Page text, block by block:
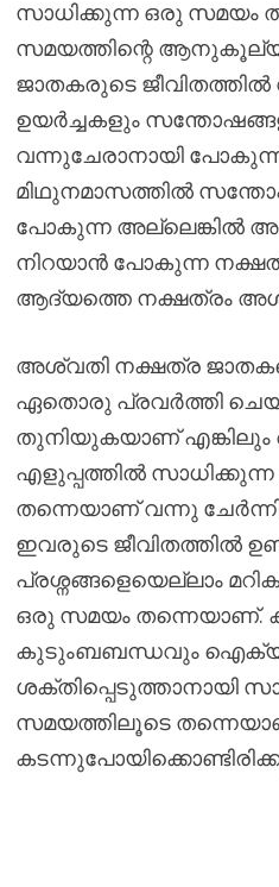
സാധിക്കുന്ന ഒരു
സമയത്തിന്റെ
ജാതകരുടെ ജീവിതത്തിൽ
ഉയർച്ചകളും
വന്നുചേരാനായി
മിഥുനമാസത്തിൽ
പോകുന്ന അല്ലെങ്കിൽ
നിറയാൻ പോകുന്ന
ആദ്യത്തെ നക്ഷത്രം
അശ്വതി നക്ഷത്ര
ഏതൊരു പ്രവർത്തി
തുനിയുകയാണ് എങ്കിലും
എളുപ്പത്തിൽ
തന്നെയാണ് വന്നു
ഇവരുടെ ജീവിതത്തിൽ
പ്രശ്നങ്ങളെയെല്ലാം
ഒരു സമയം തന്നെയാണ്.
കുടുംബബന്ധവും
ശക്തിപ്പെടുത്താനായി
സമയത്തിലൂടെ